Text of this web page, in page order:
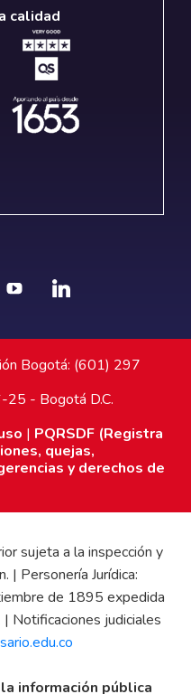
calidad
Bogotá: (601) 297
25 - Bogotá D.C.
| PQRSDF (Registra
quejas,
y derechos de
sujeta a la inspección y
| Personería Jurídica:
de 1895 expedida
Notificaciones judiciales
información pública